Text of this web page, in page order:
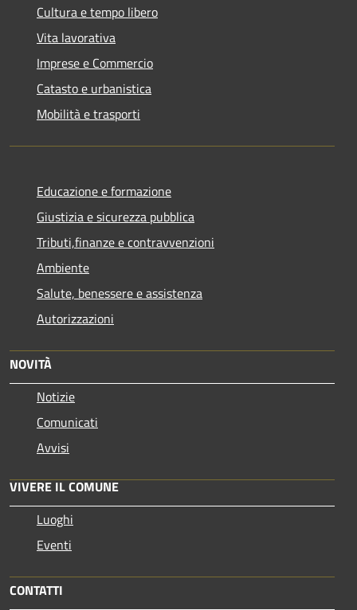
Cultura e tempo libero
Vita lavorativa
Imprese e Commercio
Catasto e urbanistica
Mobilità e trasporti
Educazione e formazione
Giustizia e sicurezza pubblica
Tributi,finanze e contravvenzioni
Ambiente
Salute, benessere e assistenza
Autorizzazioni
NOVITÀ
Notizie
Comunicati
Avvisi
VIVERE IL COMUNE
Luoghi
Eventi
CONTATTI